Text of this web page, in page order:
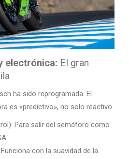
electrónica: El gran
ha sido reprogramada. El
es «predictivo», no solo reactivo.
Para salir del semáforo como
con la suavidad de la